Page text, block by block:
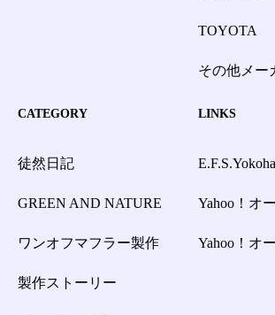
TOYOTA
その他メー
CATEGORY
徒然日記
GREEN AND NATURE
ワンオフマフラー製作
製作ストーリー
LINKS
Yahoo！オ
Yahoo！オ